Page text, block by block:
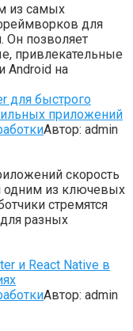
из самых
для
Он позволяет
привлекательные
Android на
для быстрого
приложений
Автор: admin
скорость
одним из ключевых
стремятся
разных
и React Native в
Автор: admin